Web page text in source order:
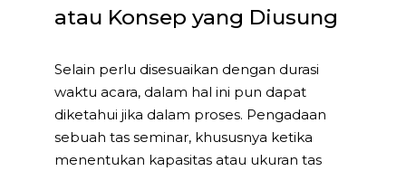
atau Konsep yang Diusung
Selain perlu disesuaikan dengan durasi
waktu acara, dalam hal ini pun dapat
diketahui jika dalam proses. Pengadaan
sebuah tas seminar, khususnya ketika
menentukan kapasitas atau ukuran tas